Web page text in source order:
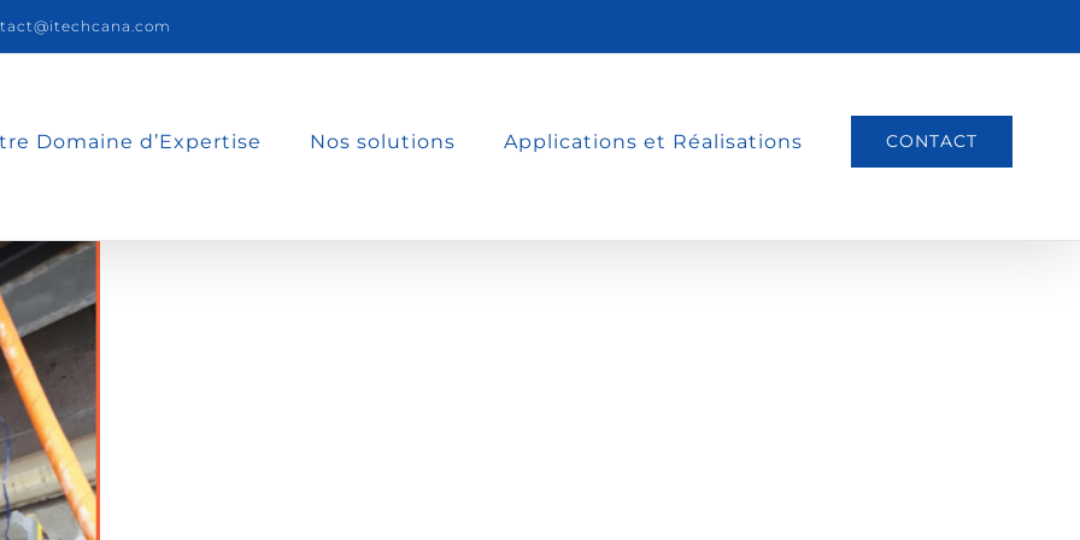
Domaine d’Expertise Nos solutions Applications et Réalisations CONTACT